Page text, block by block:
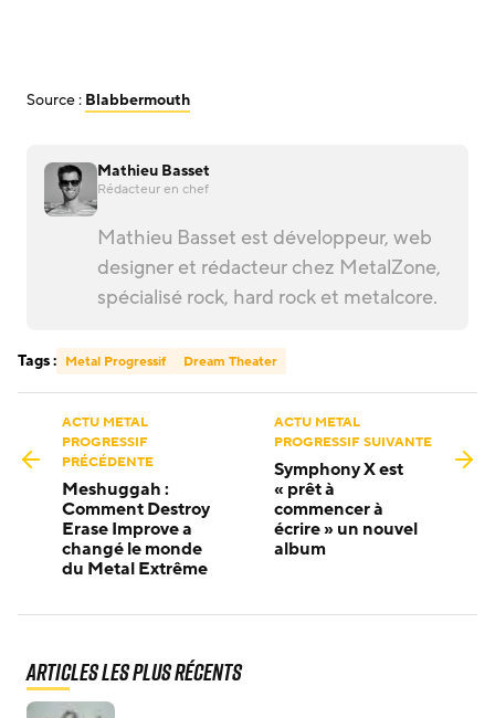
Source : Blabbermouth
Mathieu Basset
Rédacteur en chef
Mathieu Basset est développeur, web
designer et rédacteur chez MetalZone,
spécialisé rock, hard rock et metalcore.
Tags : Metal Progressif Dream Theater
ACTU METAL
PROGRESSIF
PRÉCÉDENTE
Meshuggah :
Comment Destroy
Erase Improve a
changé le monde
du Metal Extrême
ACTU METAL
PROGRESSIF SUIVANTE
Symphony X est
« prêt à
commencer à
écrire » un nouvel
album
Articles les plus récents